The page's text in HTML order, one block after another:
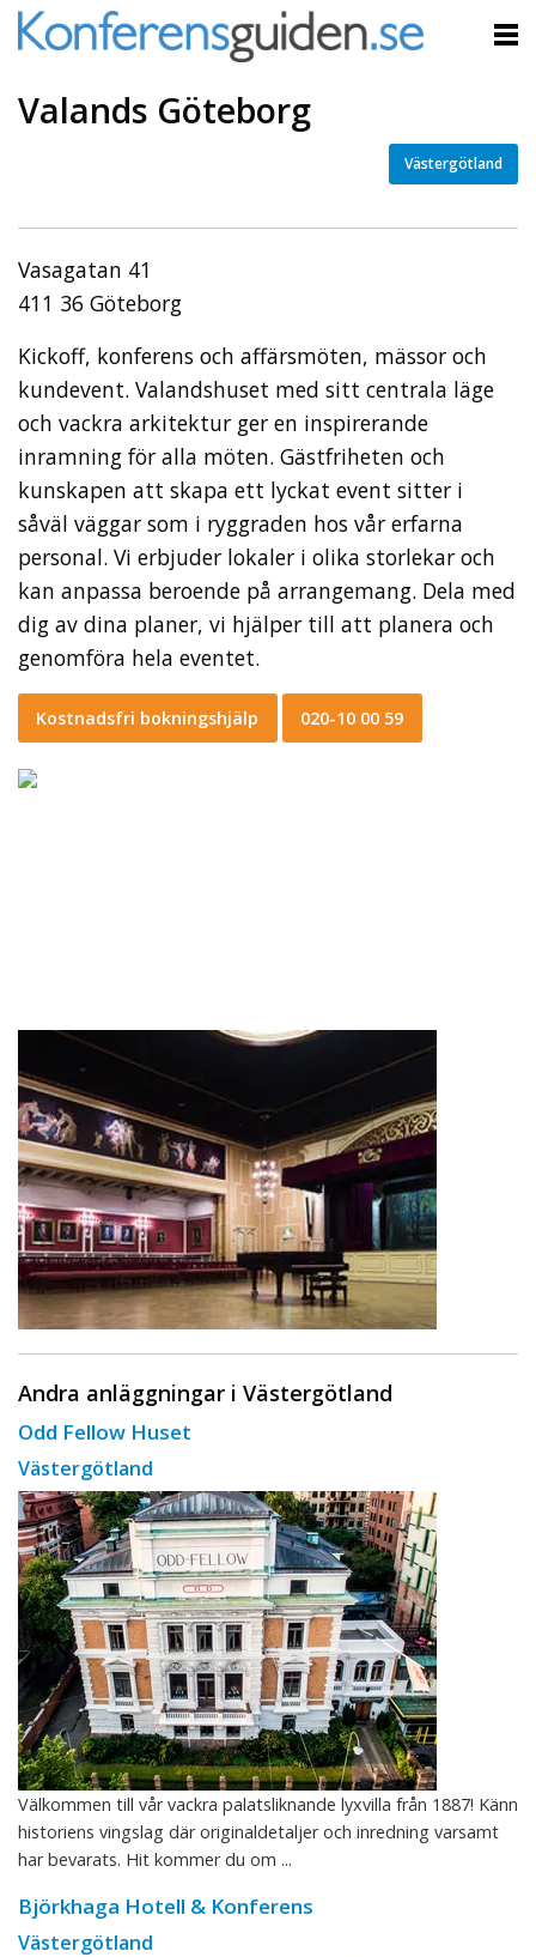
Valands Göteborg
Västergötland
Vasagatan 41
411 36 Göteborg
Kickoff, konferens och affärsmöten, mässor och
kundevent. Valandshuset med sitt centrala läge
och vackra arkitektur ger en inspirerande
inramning för alla möten. Gästfriheten och
kunskapen att skapa ett lyckat event sitter i
såväl väggar som i ryggraden hos vår erfarna
personal. Vi erbjuder lokaler i olika storlekar och
kan anpassa beroende på arrangemang. Dela med
dig av dina planer, vi hjälper till att planera och
genomföra hela eventet.
Kostnadsfri bokningshjälp 020-10 00 59
Andra anläggningar i Västergötland
Odd Fellow Huset
Västergötland
Välkommen till vår vackra palatsliknande lyxvilla från 1887! Känn
historiens vingslag där originaldetaljer och inredning varsamt
har bevarats. Hit kommer du om ...
Björkhaga Hotell & Konferens
Västergötland